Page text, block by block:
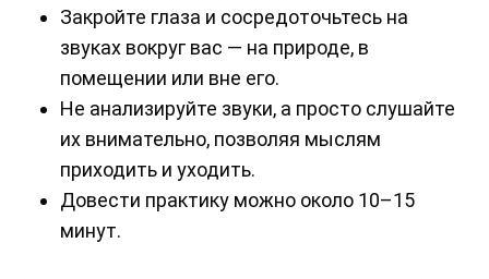
Закройте глаза и сосредоточьтесь на
звуках вокруг вас — на природе, в
помещении или вне его.
Не анализируйте звуки, а просто слушайте
их внимательно, позволяя мыслям
приходить и уходить.
Довести практику можно около 10–15
минут.